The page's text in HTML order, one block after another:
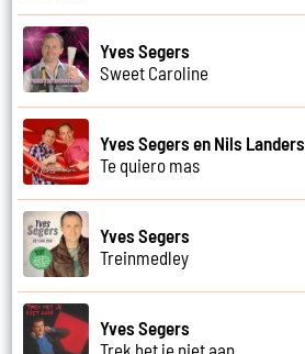
Yves Segers
Sweet Caroline
Yves Segers en Nils Landers
Te quiero mas
Yves Segers
Treinmedley
Yves Segers
Trek het je niet aan